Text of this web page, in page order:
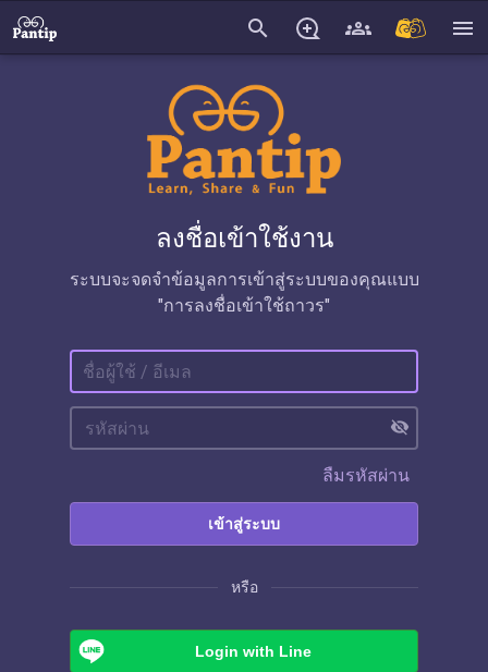
search menu
ลงชื่อเข้าใช้งาน
ระบบจะจดจำข้อมูลการเข้าสู่ระบบของคุณแบบ
"การลงชื่อเข้าใช้ถาวร"
visibility_off
ลืมรหัสผ่าน
เข้าสู่ระบบ
หรือ
Login with Line